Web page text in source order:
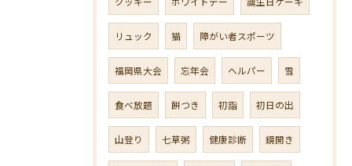
リュック 猫 障がい者スポーツ
福岡県大会 忘年会 ヘルパー 雪
食べ放題 餅つき 初詣 初日の出
山登り 七草粥 健康診断 鏡開き